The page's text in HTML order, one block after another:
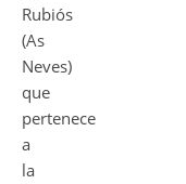
Rubiós
(As
Neves)
que
pertenece
a
la